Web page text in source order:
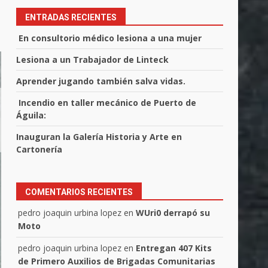
ENTRADAS RECIENTES
En consultorio médico lesiona a una mujer
Lesiona a un Trabajador de Linteck
Aprender jugando también salva vidas.
Incendio en taller mecánico de Puerto de
Águila:
Inauguran la Galería Historia y Arte en
Cartonería
COMENTARIOS RECIENTES
pedro joaquin urbina lopez enWUri0 derrapó su
Moto
pedro joaquin urbina lopez en Entregan 407 Kits
de Primero Auxilios de Brigadas Comunitarias